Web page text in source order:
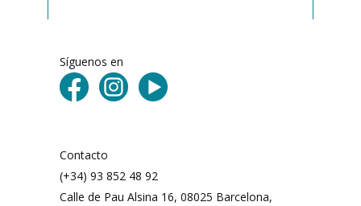
Síguenos en
Contacto
(+34) 93 852 48 92
Calle de Pau Alsina 16, 08025 Barcelona,